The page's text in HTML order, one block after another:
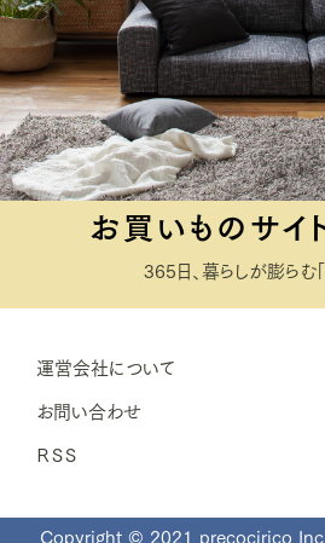
お買いものサイ
365日、暮らしが膨らむ
運営会社について
お問い合わせ
ＲＳＳ
Copyright © 2021 precocirico